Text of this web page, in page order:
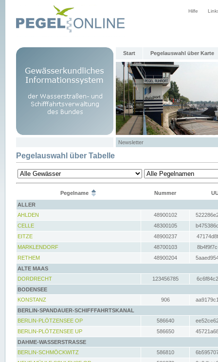
Hilfe
Start Pegelauswahl über Karte
Newsletter
Pegelauswahl über Tabelle
Pegelname Nummer
ALLER
AHLDEN
48900102
CELLE
48300105
EITZE
48900237
MARKLENDORF
48700103
RETHEM
48900204
ALTE MAAS
DORDRECHT
123456785
BODENSEE
KONSTANZ
906
BERLIN-SPANDAUER-SCHIFFFAHRTSKANAL
BERLIN-PLÖTZENSEE OP
586640
BERLIN-PLÖTZENSEE UP
586650
DAHME-WASSERSTRASSE
BERLIN-SCHMÖCKWITZ
586810